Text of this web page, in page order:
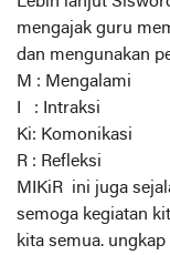
mengajak guru
dan mengunakan
M : Mengalami
I : Intraksi
Ki: Komonikasi
R : Refleksi
MIKiR ini juga
semoga kegiatan
kita semua.